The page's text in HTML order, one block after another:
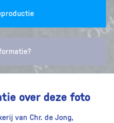
over deze foto
van Chr. de Jong,